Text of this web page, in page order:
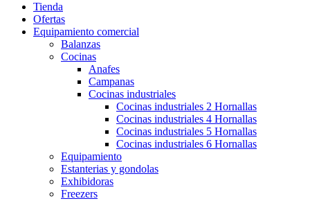
Tienda
Ofertas
Equipamiento comercial
Balanzas
Cocinas
Anafes
Campanas
Cocinas industriales
Cocinas industriales 2 Hornallas
Cocinas industriales 4 Hornallas
Cocinas industriales 5 Hornallas
Cocinas industriales 6 Hornallas
Equipamiento
Estanterias y gondolas
Exhibidoras
Freezers